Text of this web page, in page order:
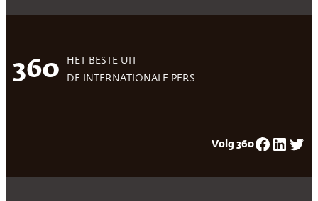
360
HET BESTE UIT
DE INTERNATIONALE PERS
Volg 360Facebook LinkedIn Twitter